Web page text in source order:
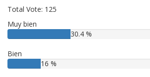
Total Vote: 125
Muy bien
30.4 %
Bien
16 %